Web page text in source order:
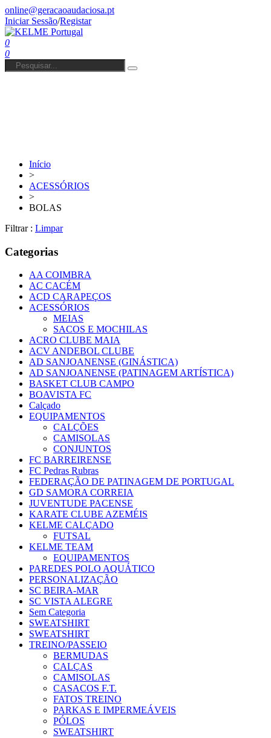
online@geracaoaudaciosa.pt
Iniciar Sessão/Registar
0
0
Início
>
ACESSÓRIOS
>
BOLAS
Filtrar : Limpar
Categorias
AA COIMBRA
AC CACÉM
ACD CARAPEÇOS
ACESSÓRIOS
MEIAS
SACOS E MOCHILAS
ACRO CLUBE MAIA
ACV ANDEBOL CLUBE
AD SANJOANENSE (GINÁSTICA)
AD SANJOANENSE (PATINAGEM ARTÍSTICA)
BASKET CLUB CAMPO
BOAVISTA FC
Calçado
EQUIPAMENTOS
CALÇÕES
CAMISOLAS
CONJUNTOS
FC BARREIRENSE
FC Pedras Rubras
FEDERAÇÃO DE PATINAGEM DE PORTUGAL
GD SAMORA CORREIA
JUVENTUDE PACENSE
KARATE CLUBE AZEMÉIS
KELME CALÇADO
FUTSAL
KELME TEAM
EQUIPAMENTOS
PAREDES POLO AQUÁTICO
PERSONALIZAÇÃO
SC BEIRA-MAR
SC VISTA ALEGRE
Sem Categoria
SWEATSHIRT
SWEATSHIRT
TREINO/PASSEIO
BERMUDAS
CALÇAS
CAMISOLAS
CASACOS F.T.
FATOS TREINO
PARKAS E IMPERMEÁVEIS
PÓLOS
SWEATSHIRT